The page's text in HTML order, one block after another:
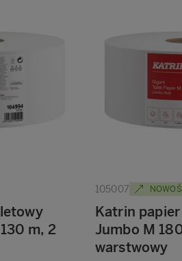
m, 2
105007
Katrin
Jumbo M
warstwowy